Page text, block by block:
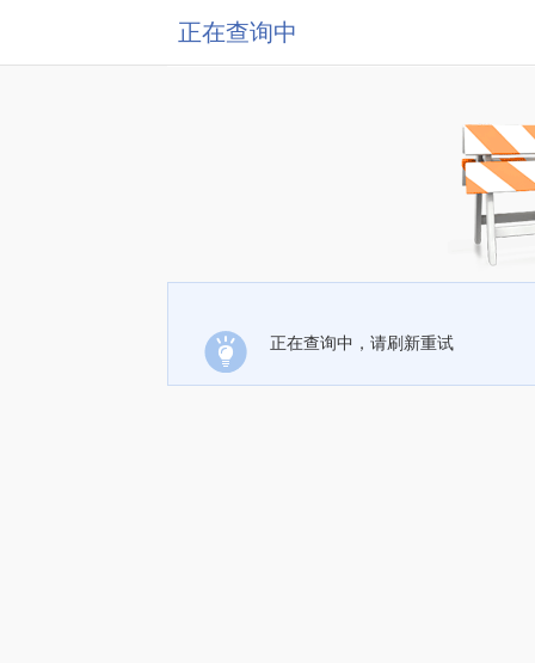
正在查询中
正在查询中，请刷新重试